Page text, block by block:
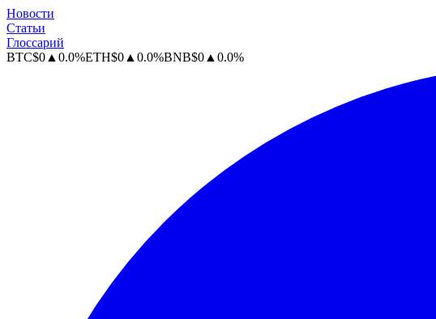
Новости
Статьи
Глоссарий
BTC$0 ▲ 0.0%ETH$0 ▲ 0.0%BNB$0 ▲ 0.0%